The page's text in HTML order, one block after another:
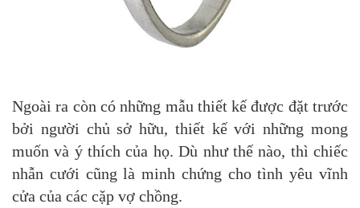
Ngoài ra còn có những mẫu thiết kế được đặt trước
bởi người chủ sở hữu, thiết kế với những mong
muốn và ý thích của họ. Dù như thế nào, thì chiếc
nhẫn cưới cũng là minh chứng cho tình yêu vĩnh
cửa của các cặp vợ chồng.